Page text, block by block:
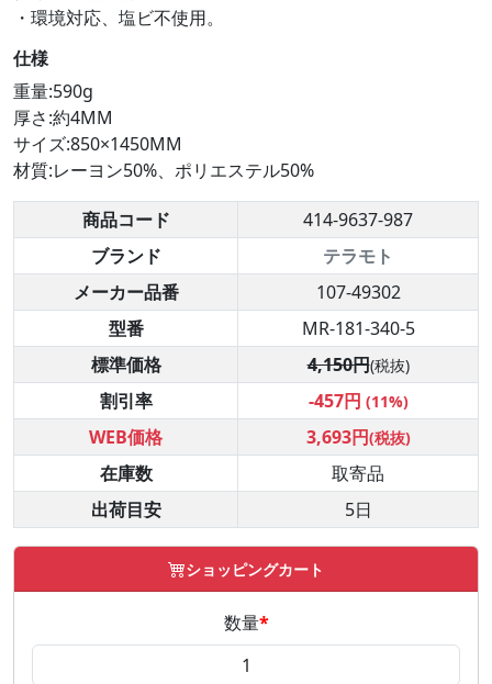
・環境対応、塩ビ不使用。
仕様
重量:590g
厚さ:約4MM
サイズ:850×1450MM
材質:レーヨン50%、ポリエステル50%
商品コード
414-9637-987
ブランド
テラモト
メーカー品番
107-49302
型番
MR-181-340-5
標準価格
4,150円(税抜)
割引率 -457円 (11%)
WEB価格 3,693円(税抜)
在庫数
取寄品
出荷目安
5日
ショッピングカート
数量*